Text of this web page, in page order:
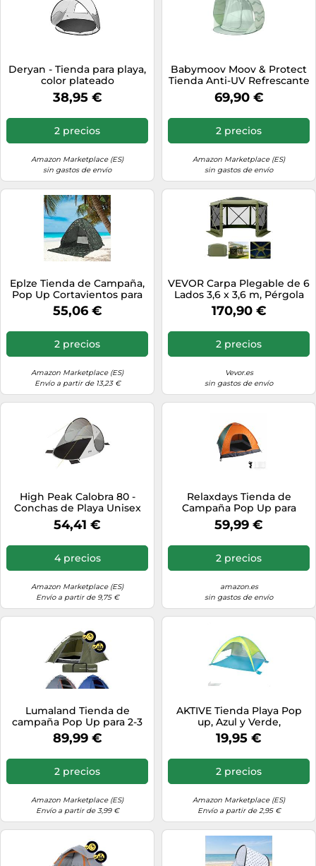
Deryan - Tienda para playa,
color plateado
38,95 €
2 precios
Amazon Marketplace (ES)
sin gastos de envío
Babymoov Moov & Protect
Tienda Anti-UV Refrescante
- Alta Protección Anti-UV
UPF 50+ - Sistema Pop Up -
Playa - Mosquitera de Malla
Fina, Laguna Verde
69,90 €
2 precios
Amazon Marketplace (ES)
sin gastos de envío
Eplze Tienda de Campaña,
Pop Up Cortavientos para
Playa Y Refugio de Sol para
2 o 3 Personas (Camuflaje)
55,06 €
2 precios
Amazon Marketplace (ES)
Envío a partir de 13,23 €
VEVOR Carpa Plegable de 6
Lados 3,6 x 3,6 m, Pérgola
de Jardín con Techo
Desmontable y Bolsa de
Exterior para 8 a 10
Personas, para Fiesta,
Jardín, Verde
170,90 €
2 precios
Vevor.es
sin gastos de envío
High Peak Calobra 80 -
Conchas de Playa Unisex
para Adultos, Aluminio Gris
Oscuro, 200 x 120 x 90 cm
54,41 €
4 precios
Amazon Marketplace (ES)
Envío a partir de 9,75 €
Relaxdays Tienda de
Campaña Pop Up para
Playa, 2-3 Personas,
Poliéster y Fibra de Vidrio,
59,99 €
2 precios
amazon.es
sin gastos de envío
Lumaland Tienda de
campaña Pop Up para 2-3
Personas, 215 x 195 x 120 cm,
para 4 Estaciones, Tienda
iglú para Exteriores, para
Trekking y Festivales,
Ligera, Impermeable y
89,99 €
2 precios
Amazon Marketplace (ES)
Envío a partir de 3,99 €
AKTIVE Tienda Playa Pop
up, Azul y Verde,
175x150x105 cm,
Revestimiento Plateado,
UV50, Incluye 4 piquetas,
Poliéster, Paravientos
Plegable, Bolsa Transporte,
19,95 €
2 precios
Amazon Marketplace (ES)
Envío a partir de 2,95 €